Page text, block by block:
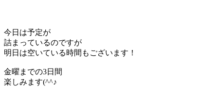
今日は予定が
詰まっているのですが
明日は空いている時間もございます！
金曜までの3日間
楽しみます(^^♪